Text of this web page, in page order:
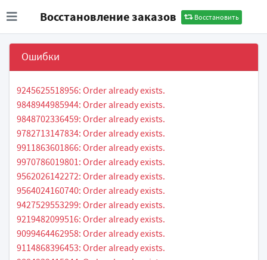
Восстановление заказов Восстановить
Ошибки
9245625518956: Order already exists.
9848944985944: Order already exists.
9848702336459: Order already exists.
9782713147834: Order already exists.
9911863601866: Order already exists.
9970786019801: Order already exists.
9562026142272: Order already exists.
9564024160740: Order already exists.
9427529553299: Order already exists.
9219482099516: Order already exists.
9099464462958: Order already exists.
9114868396453: Order already exists.